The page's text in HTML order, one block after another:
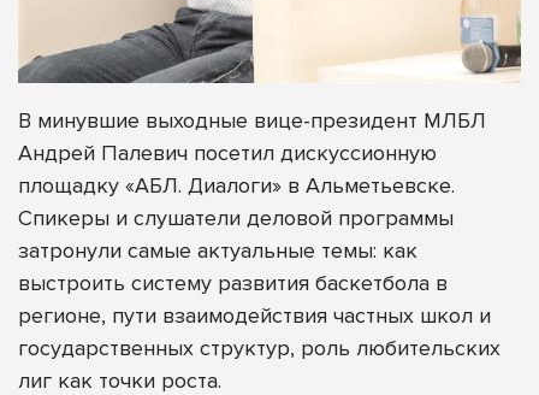
В минувшие выходные вице-президент МЛБЛ
Андрей Палевич посетил дискуссионную
площадку «АБЛ. Диалоги» в Альметьевске.
Спикеры и слушатели деловой программы
затронули самые актуальные темы: как
выстроить систему развития баскетбола в
регионе, пути взаимодействия частных школ и
государственных структур, роль любительских
лиг как точки роста.